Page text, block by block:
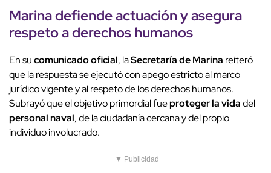
Marina defiende actuación y asegura
respeto a derechos humanos
En sucomunicado oficial, laSecretaría de Marina reiteró
que la respuesta se ejecutó con apego estricto al marco
jurídico vigente y al respeto de los derechos humanos.
Subrayó que el objetivo primordial fueproteger la vidadel
personal naval, de la ciudadanía cercana y del propio
individuo involucrado.
▼ Publicidad